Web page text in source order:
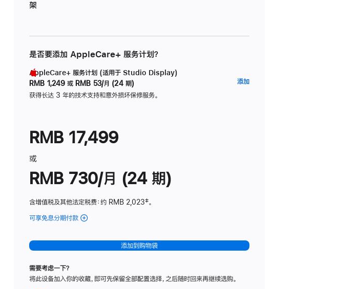
架
是否要添加 AppleCare+ 服务计划？
AppleCare+ 服务计划 (适用于 Studio Display)
RMB 1,249 或 RMB 53/月 (24 期)
获得长达 3 年的技术支持和意外损坏保修服务。
添加
RMB 17,499
或
RMB 730/月 (24 期)
含增值税及其他法定税费：约 RMB 2,023脚
‡。
可享免息分期付款 (Studio
-
纳
理
添加到购物袋
需要考虑一下？
将此设备加入你的收藏，即可先保留全部配置选择，之后随时回来再继续选购。